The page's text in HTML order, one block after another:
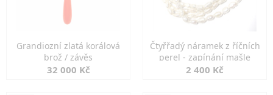
Grandiozní zlatá korálová
brož / závěs
32 000 Kč
Čtyřřadý náramek z říčních
perel - zapínání mašle
2 400 Kč